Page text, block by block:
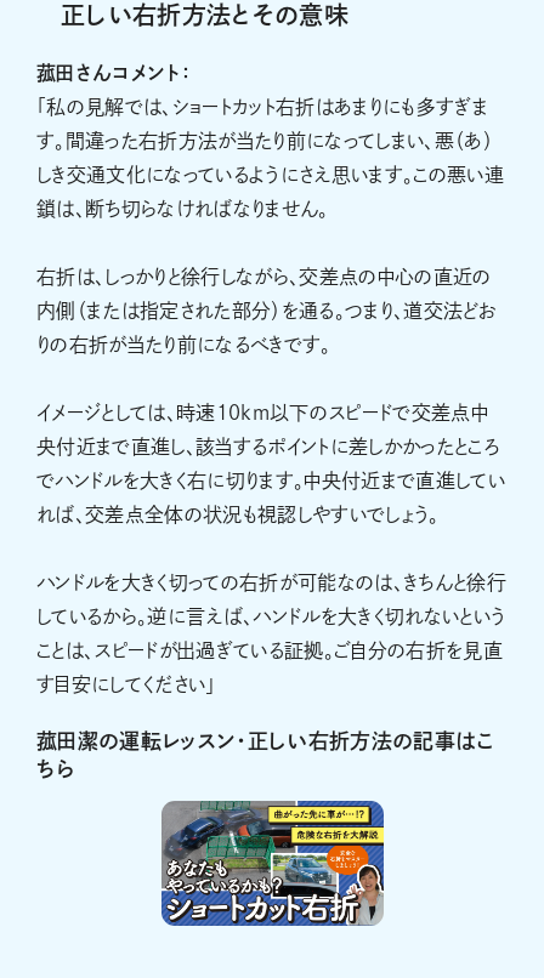
正しい右折方法とその意味
菰田さんコメント：
「私の見解では、ショートカット右折はあまりにも多すぎま
す。間違った右折方法が当たり前になってしまい、悪（あ）
しき交通文化になっているようにさえ思います。この悪い連
鎖は、断ち切らなければなりません。
右折は、しっかりと徐行しながら、交差点の中心の直近の
内側（または指定された部分）を通る。つまり、道交法どお
りの右折が当たり前になるべきです。
イメージとしては、時速10km以下のスピードで交差点中
央付近まで直進し、該当するポイントに差しかかったところ
でハンドルを大きく右に切ります。中央付近まで直進してい
れば、交差点全体の状況も視認しやすいでしょう。
ハンドルを大きく切っての右折が可能なのは、きちんと徐行
しているから。逆に言えば、ハンドルを大きく切れないという
ことは、スピードが出過ぎている証拠。ご自分の右折を見直
す目安にしてください」
菰田潔の運転レッスン・正しい右折方法の記事はこ
ちら